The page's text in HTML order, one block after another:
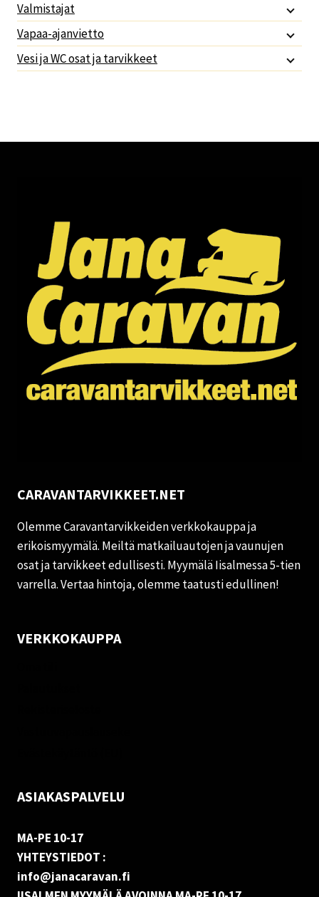
Valmistajat
Vapaa-ajanvietto
Vesi ja WC osat ja tarvikkeet
CARAVANTARVIKKEET.NET
Olemme Caravantarvikkeiden verkkokauppa ja
erikoismyymälä. Meiltä matkailuautojen ja vaunujen
osat ja tarvikkeet edullisesti. Myymälä Iisalmessa 5-tien
varrella. Vertaa hintoja, olemme taatusti edullinen!
VERKKOKAUPPA
ASIAKASPALVELU
MA-PE 10-17
YHTEYSTIEDOT :
info@janacaravan.fi